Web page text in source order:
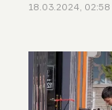
18.03.2024, 02:58